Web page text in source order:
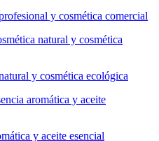
y cosmética comercial
y cosmética ecológica
y aceite esencial